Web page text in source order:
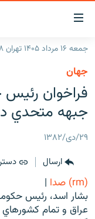
لینک‌های
قابلیت
دسترسی
بازگشت
منوی
اصلی
رفتن
صفحه
جستجو
ایران
جهان
برنامه‌های رادیویی
فرکانس‌ها
پادکست
چندرسانه‌ای
گزارش‌های تصویری
گزارش‌های ویدئویی
زنان فردا
جمعه ۱۶ مرداد ۱۴۰۵ تهران ۱۵:۱۸
جهان
فراخوان
جبهه متحدي
۲۹/دی/۱۳۸۲
ارسال
(rm) صدا
|
بشار اسد، رئيس
عراق و تمام